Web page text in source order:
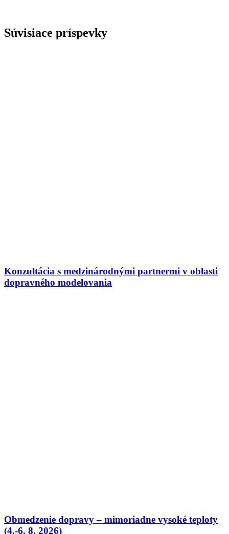
Súvisiace príspevky
Konzultácia s medzinárodnými partnermi v oblasti
dopravného modelovania
Obmedzenie dopravy – mimoriadne vysoké teploty
(4.-6. 8. 2026)